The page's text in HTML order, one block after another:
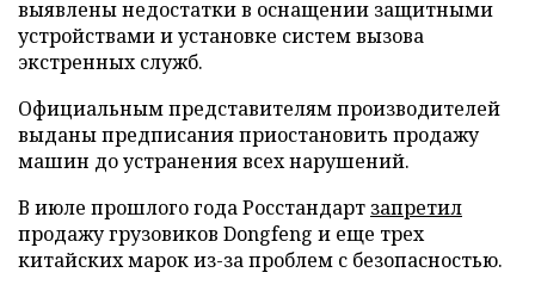
выявлены недостатки в оснащении защитными
устройствами и установке систем вызова
экстренных служб.
Официальным представителям производителей
выданы предписания приостановить продажу
машин до устранения всех нарушений.
В июле прошлого года Росстандарт запретил
продажу грузовиков Dongfeng и еще трех
китайских марок из-за проблем с безопасностью.